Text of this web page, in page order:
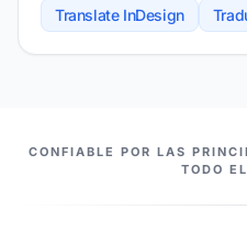
Translate InDesign
NUESTROS SOCIOS
CONFIABLE POR LAS
TODO